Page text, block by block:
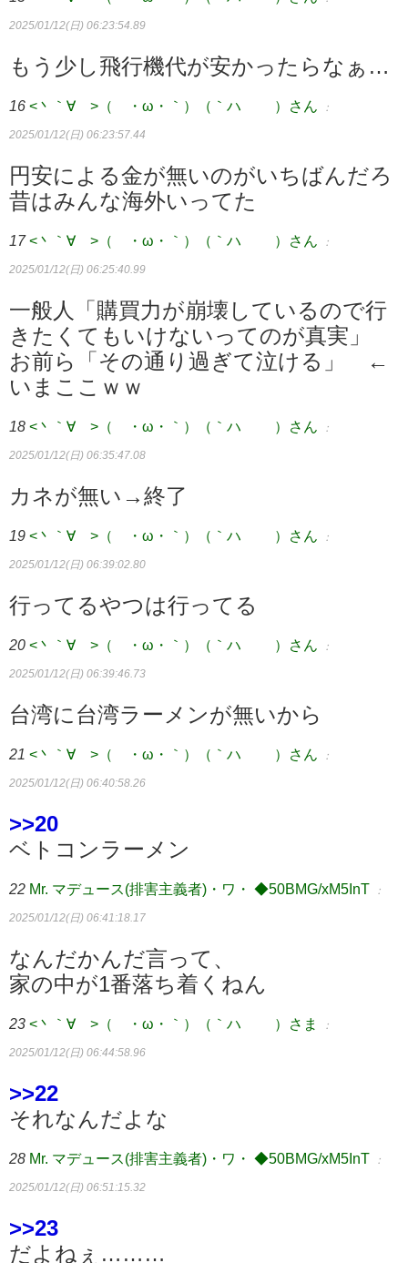
2025/01/12(日) 06:23:54.89
もう少し飛行機代が安かったらなぁ…
16 <丶｀∀´>（´・ω・｀）（｀ハ´ ）さん ：
2025/01/12(日) 06:23:57.44
円安による金が無いのがいちばんだろ
昔はみんな海外いってた
17 <丶｀∀´>（´・ω・｀）（｀ハ´ ）さん ：
2025/01/12(日) 06:25:40.99
一般人「購買力が崩壊しているので行
きたくてもいけないってのが真実」
お前ら「その通り過ぎて泣ける」 ←
いまここｗｗ
18 <丶｀∀´>（´・ω・｀）（｀ハ´ ）さん ：
2025/01/12(日) 06:35:47.08
カネが無い→終了
19 <丶｀∀´>（´・ω・｀）（｀ハ´ ）さん ：
2025/01/12(日) 06:39:02.80
行ってるやつは行ってる
20 <丶｀∀´>（´・ω・｀）（｀ハ´ ）さん ：
2025/01/12(日) 06:39:46.73
台湾に台湾ラーメンが無いから
21 <丶｀∀´>（´・ω・｀）（｀ハ´ ）さん ：
2025/01/12(日) 06:40:58.26
>>20
ベトコンラーメン
22 Mr. マデュース(排害主義者)・ワ・ ◆50BMG/xM5InT ：
2025/01/12(日) 06:41:18.17
なんだかんだ言って、
家の中が1番落ち着くねん
23 <丶｀∀´>（´・ω・｀）（｀ハ´ ）さま ：
2025/01/12(日) 06:44:58.96
>>22
それなんだよな
28 Mr. マデュース(排害主義者)・ワ・ ◆50BMG/xM5InT ：
2025/01/12(日) 06:51:15.32
>>23
だよねぇ………